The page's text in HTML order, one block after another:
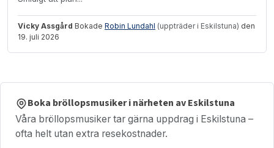
Vicky Assgård Bokade Robin Lundahl (uppträder i Eskilstuna) den
19. juli 2026
Boka bröllopsmusiker i närheten av Eskilstuna
Våra bröllopsmusiker tar gärna uppdrag i Eskilstuna –
ofta helt utan extra resekostnader.